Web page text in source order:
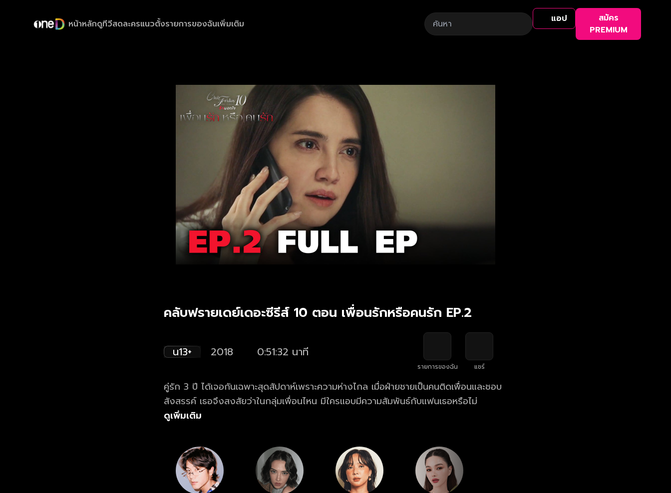
หน้าหลักดูทีวีสดละครแนวตั้งรายการของฉันเพิ่มเติม แอป
สมัคร
PREMIUM
คลับฟรายเดย์เดอะซีรีส์ 10 ตอน เพื่อนรักหรือคนรัก EP.2
น13+ 2018 0:51:32 นาที
รายการของฉัน แชร์
คู่รัก 3 ปี ได้เจอกันเฉพาะสุดสัปดาห์เพราะความห่างไกล เมื่อฝ่ายชายเป็นคนติดเพื่อนและชอบ
สังสรรค์ เธอจึงสงสัยว่าในกลุ่มเพื่อนไหน มีใครแอบมีความสัมพันธ์กับแฟนเธอหรือไม่
ดูเพิ่มเติม